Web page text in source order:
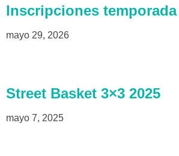
Inscripciones temporada
mayo 29, 2026
Street Basket 3×3 2025
mayo 7, 2025